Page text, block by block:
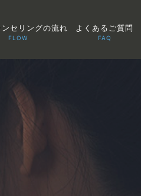
セリングの流れ
FLOW
よくあるご質問
FAQ